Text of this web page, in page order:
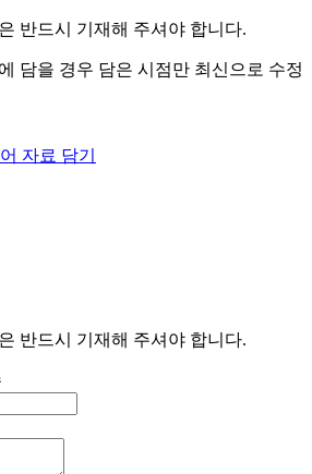
반드시 기재해 주셔야 합니다.
담을 경우 담은 시점만 최신으로 수정
자료 담기
반드시 기재해 주셔야 합니다.